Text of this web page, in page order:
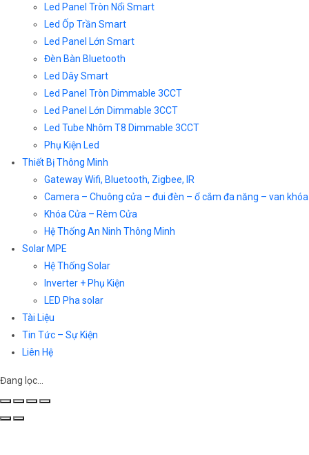
Led Panel Tròn Nổi Smart
Led Ốp Trần Smart
Led Panel Lớn Smart
Đèn Bàn Bluetooth
Led Dây Smart
Led Panel Tròn Dimmable 3CCT
Led Panel Lớn Dimmable 3CCT
Led Tube Nhôm T8 Dimmable 3CCT
Phụ Kiện Led
Thiết Bị Thông Minh
Gateway Wifi, Bluetooth, Zigbee, IR
Camera – Chuông cửa – đui đèn – ổ cắm đa năng – van khóa
Khóa Cửa – Rèm Cửa
Hệ Thống An Ninh Thông Minh
Solar MPE
Hệ Thống Solar
Inverter + Phụ Kiện
LED Pha solar
Tài Liệu
Tin Tức – Sự Kiện
Liên Hệ
Đang lọc…